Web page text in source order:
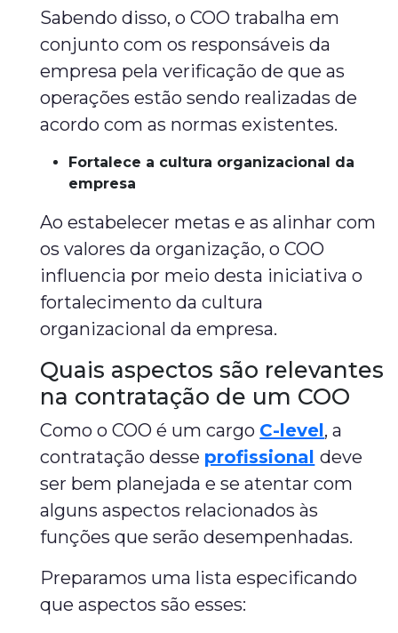
Sabendo disso, o COO trabalha em
conjunto com os responsáveis da
empresa pela verificação de que as
operações estão sendo realizadas de
acordo com as normas existentes.
Fortalece a cultura organizacional da
empresa
Ao estabelecer metas e as alinhar com
os valores da organização, o COO
influencia por meio desta iniciativa o
fortalecimento da cultura
organizacional da empresa.
Quais aspectos são relevantes
na contratação de um COO
Como o COO é um cargo C-level, a
contratação desse profissional deve
ser bem planejada e se atentar com
alguns aspectos relacionados às
funções que serão desempenhadas.
Preparamos uma lista especificando
que aspectos são esses: